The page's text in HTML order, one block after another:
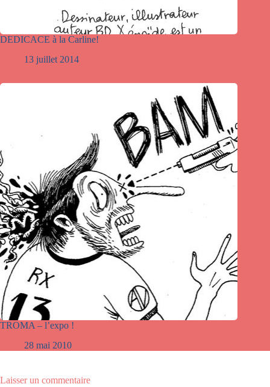
DEDICACE à la Carline!
13 juillet 2014
TROMA – l’expo !
28 mai 2010
Laisser un commentaire